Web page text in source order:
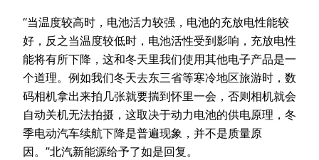
“当温度较高时，电池活力较强，电池的充放电性能较
好，反之当温度较低时，电池活性受到影响，充放电性
能将有所下降，这和冬天里我们使用其他电子产品是一
个道理。例如我们冬天去东三省等寒冷地区旅游时，数
码相机拿出来拍几张就要揣到怀里一会，否则相机就会
自动关机无法拍摄，这取决于动力电池的供电原理，冬
季电动汽车续航下降是普遍现象，并不是质量原
因。”北汽新能源给予了如是回复。